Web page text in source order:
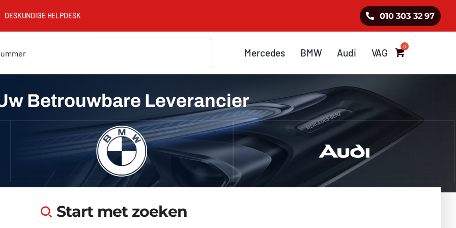
DESKUNDIGE HELPDESK 010 303 32 97
Mercedes BMW Audi VAG
Betrouwbare Leverancier
Start met zoeken